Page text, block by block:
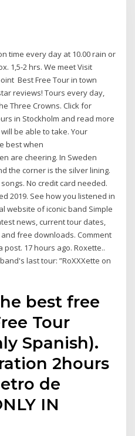
time every day at 10.00 rain or
1,5-2 hrs. We meet Visit
Best Free Tour in town
reviews! Tours every day,
Three Crowns. Click for
in Stockholm and read more
be able to take. Your
best when
are cheering. In Sweden
the corner is the silver lining.
No credit card needed.
2019. See how you listened in
website of iconic band Simple
news, current tour dates,
free downloads. Comment
post. 17 hours ago. Roxette..
last tour: ”RoXXXette on
best free
Tour
Spanish).
2hours
de
IN